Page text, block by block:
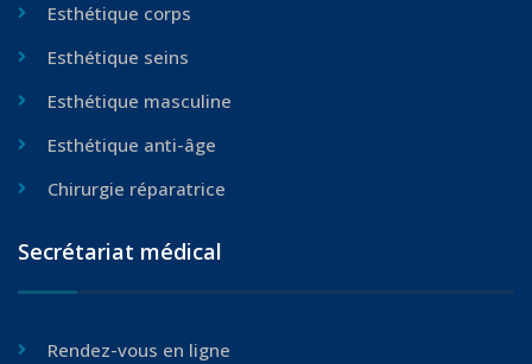
Esthétique corps
Esthétique seins
Esthétique masculine
Esthétique anti-âge
Chirurgie réparatrice
Secrétariat médical
Rendez-vous en ligne